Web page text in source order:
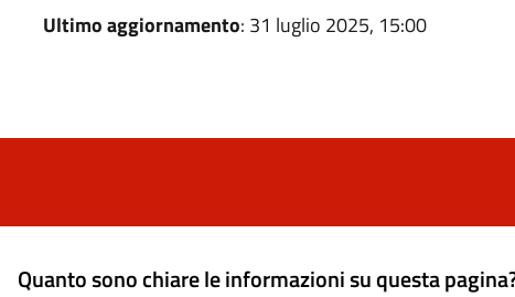
Ultimo aggiornamento: 31 luglio 2025, 15:00
Quanto sono chiare le informazioni su questa